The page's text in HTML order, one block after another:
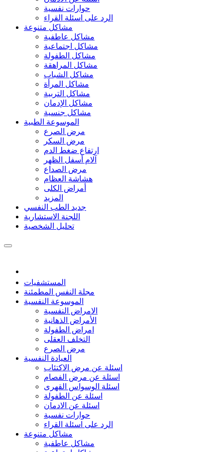
حوارات نفسية
الرد على اسئلة القراء
مشاكل متنوعة
مشاكل عاطفية
مشاكل اجتماعية
مشاكل الطفولة
مشاكل المراهقة
مشاكل الشباب
مشاكل المرأة
مشاكل التربية
مشاكل الإدمان
مشاكل جنسية
الموسوعة الطبية
مرض الصرع
مرض السكر
ارتفاع ضغط الدم
آلام أسفل الظهر
مرض الصداع
هشاشة العظام
أمراض الكلى
المزيد
جديد الطب النفسي
اللجنة الاستشارية
تحليل الشخصية
المستشفيات
مجلة النفس المطمئنة
الموسوعة النفسية
الامراض النفسية
الأمراض الذهانية
امراض الطفولة
التخلف العقلى
مرض الصرع
العيادة النفسية
اسئلة عن مرض الاكتئاب
اسئلة عن مرض الفصام
اسئلة الوسواس القهرى
اسئلة عن الطفولة
اسئلة عن الادمان
حوارات نفسية
الرد على اسئلة القراء
مشاكل متنوعة
مشاكل عاطفية